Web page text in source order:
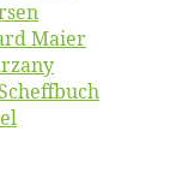
Maier